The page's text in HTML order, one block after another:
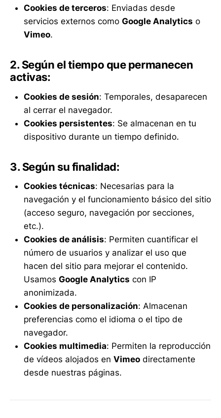
Cookies de terceros: Enviadas desde
servicios externos como Google Analytics o
Vimeo.
2. Según el tiempo que permanecen
activas:
Cookies de sesión: Temporales, desaparecen
al cerrar el navegador.
Cookies persistentes: Se almacenan en tu
dispositivo durante un tiempo definido.
3. Según su finalidad:
Cookies técnicas: Necesarias para la
navegación y el funcionamiento básico del sitio
(acceso seguro, navegación por secciones,
etc.).
Cookies de análisis: Permiten cuantificar el
número de usuarios y analizar el uso que
hacen del sitio para mejorar el contenido.
Usamos Google Analytics con IP
anonimizada.
Cookies de personalización: Almacenan
preferencias como el idioma o el tipo de
navegador.
Cookies multimedia: Permiten la reproducción
de vídeos alojados en Vimeo directamente
desde nuestras páginas.